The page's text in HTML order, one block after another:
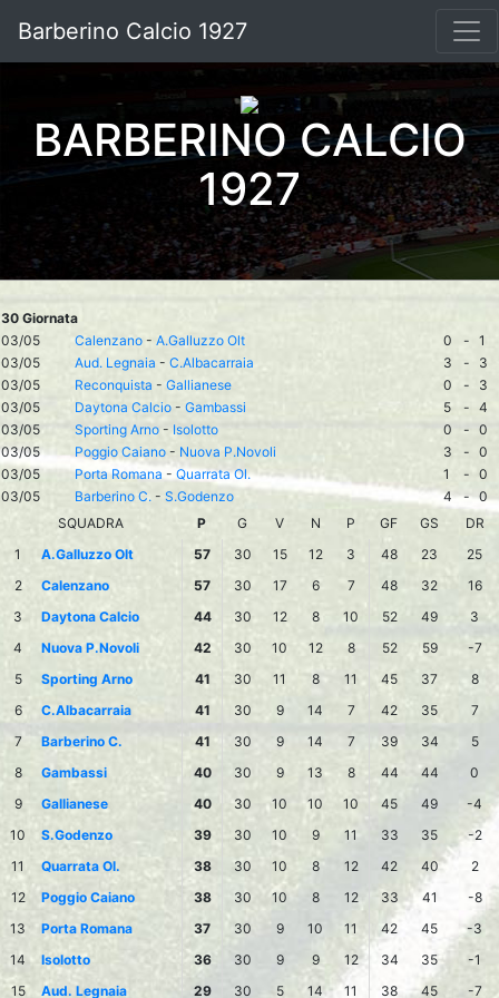
Barberino Calcio 1927
BARBERINO CALCIO
1927
30 Giornata
03/05
Calenzano - A.Galluzzo Olt 0 - 1
03/05
Aud. Legnaia - C.Albacarraia 3 -
3
03/05
Reconquista - Gallianese 0 -
3
03/05
Daytona Calcio - Gambassi 5 - 4
03/05
Sporting Arno - Isolotto 0 - 0
03/05
Poggio Caiano - Nuova P.Novoli 3 - 0
03/05
Porta Romana - Quarrata Ol. 1 - 0
03/05
Barberino C. - S.Godenzo 4 - 0
SQUADRA
P G V N P GF GS
DR
1
A.Galluzzo Olt 57 30 15 12 3 48 23
25
2
Calenzano 57 30 17 6 7 48 32
16
3
Daytona Calcio 44 30 12 8 10 52 49
3
4
Nuova P.Novoli 42 30 10 12 8 52 59
-7
5
Sporting Arno 41 30 11 8 11 45 37
8
6
C.Albacarraia 41 30 9 14 7 42 35
7
7
Barberino C. 41 30 9 14 7 39 34
5
8
Gambassi 40 30 9 13 8 44 44
0
9
Gallianese 40 30 10 10 10 45 49
-4
10
S.Godenzo 39 30 10 9 11 33 35
-2
11
Quarrata Ol. 38 30 10 8 12 42 40
2
12
Poggio Caiano 38 30 10 8 12 33 41
-8
13
Porta Romana 37 30 9 10 11 42 45
-3
14
Isolotto 36 30 9 9 12 34 35
-1
15
Aud. Legnaia 29 30 5 14 11 38 45 -7